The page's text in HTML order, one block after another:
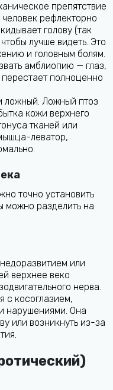
препятствие
рефлекторно
голову (так
лучше видеть. Это
и головным болям.
амблиопию — глаз,
полноценно
ложный. Ложный птоз
кожи верхнего
тканей или
леватор,
точно установить
можно разделить на
или
верхнее веко
нерва.
с косоглазием,
нарушениями. Она
или возникнуть из-за